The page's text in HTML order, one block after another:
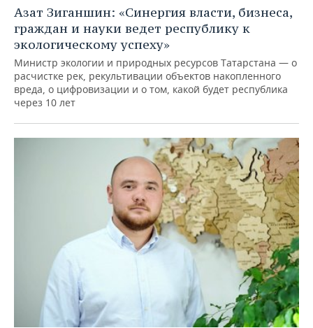
Азат Зиганшин: «Синергия власти, бизнеса,
граждан и науки ведет республику к
экологическому успеху»
Министр экологии и природных ресурсов Татарстана — о
расчистке рек, рекультивации объектов накопленного
вреда, о цифровизации и о том, какой будет республика
через 10 лет